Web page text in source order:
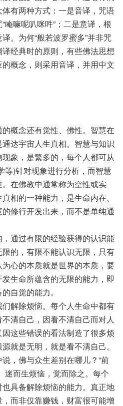
有两种方式：一是音译，咒语
唵嘛呢叭咪吽”；二是意译，根
。为何“般若波罗蜜多”并非咒
经典时的原则，有些佛法思想
概念，则采用音译，并用中文
概念还有觉性、佛性。智慧在
达宇宙人生真相。智慧与知识
象，是繁多的，每个人都可从
等)针对现象进行分析，而智慧
在佛教中通常称为空性或实
相的一种能力，是生命内在、
修行开发出来，而不是单纯通
通过有限的经验获得的认识能
的，有限不能认识无限，只有
心的本质就是世界的本质，要
生命所蕴含的无限的能力，即
自觉的能力。
解除烦恼。每个人生命中都有
清自己，因看不清自己而对人
这些错误的看法制造了很多烦
就是无明，就是看不清自己。
，佛与众生差别在哪儿？“前
迷而生烦恼，觉而除之。每个
具备解除烦恼的能力。真正地
而非仅靠赚钱，财富很可能增